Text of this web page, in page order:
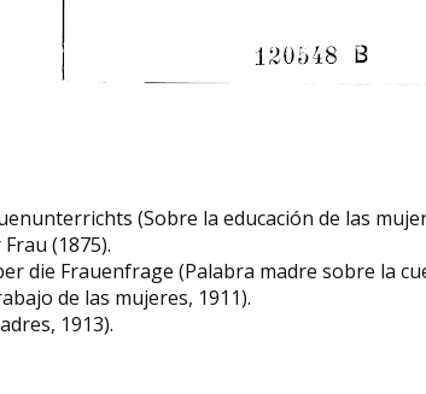
(Sobre la educación de las
(1875).​
die Frauenfrage (Palabra madre sobre la
de las mujeres, 1911).
1913).